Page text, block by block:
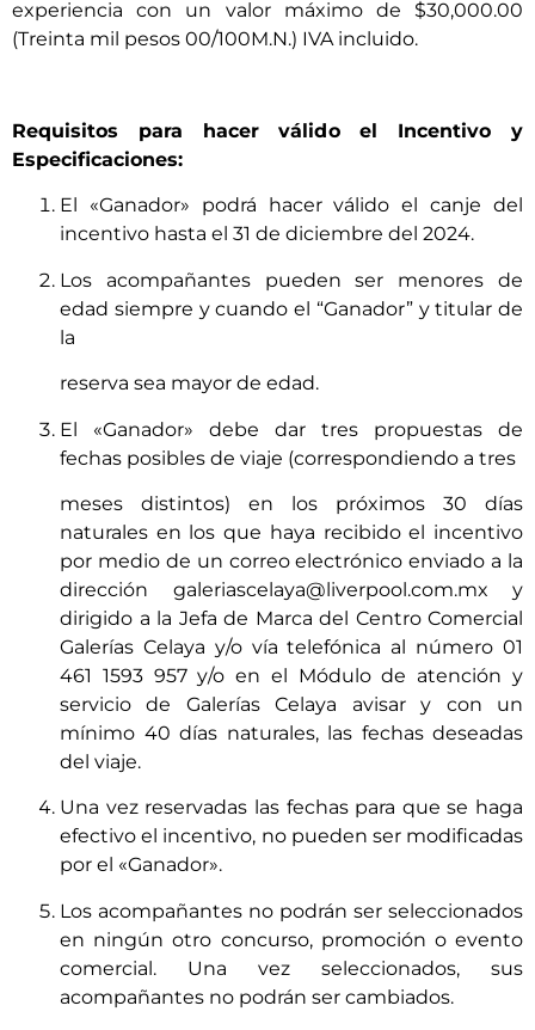
experiencia con un valor máximo de $30,000.00
(Treinta mil pesos 00/100M.N.) IVA incluido.
Requisitos para hacer válido el Incentivo y
Especificaciones:
El «Ganador» podrá hacer válido el canje del
incentivo hasta el 31 de diciembre del 2024.
Los acompañantes pueden ser menores de
edad siempre y cuando el “Ganador” y titular de
la
reserva sea mayor de edad.
El «Ganador» debe dar tres propuestas de
fechas posibles de viaje (correspondiendo a tres
meses distintos) en los próximos 30 días
naturales en los que haya recibido el incentivo
por medio de un correo electrónico enviado a la
dirección galeriascelaya@liverpool.com.mx y
dirigido a la Jefa de Marca del Centro Comercial
Galerías Celaya y/o vía telefónica al número 01
461 1593 957 y/o en el Módulo de atención y
servicio de Galerías Celaya avisar y con un
mínimo 40 días naturales, las fechas deseadas
del viaje.
Una vez reservadas las fechas para que se haga
efectivo el incentivo, no pueden ser modificadas
por el «Ganador».
Los acompañantes no podrán ser seleccionados
en ningún otro concurso, promoción o evento
comercial. Una vez seleccionados, sus
acompañantes no podrán ser cambiados.